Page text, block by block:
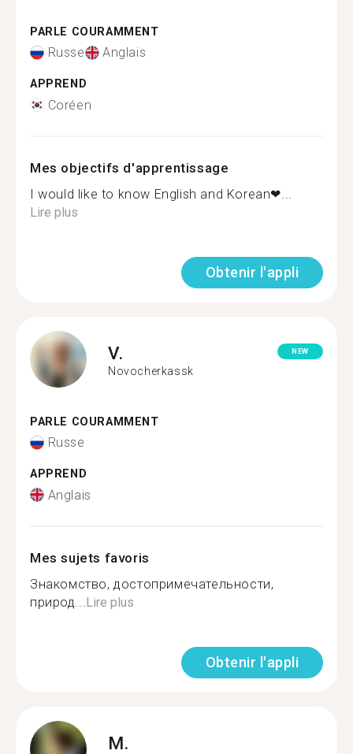
PARLE COURAMMENT
Russe Anglais
APPREND
Coréen
Mes objectifs d'apprentissage
I would like to know English and Korean❤...
Lire plus
Obtenir l'appli
V.
Novocherkassk
NEW
PARLE COURAMMENT
Russe
APPREND
Anglais
Mes sujets favoris
Знакомство, достопримечательности,
природ... Lire plus
Obtenir l'appli
M.